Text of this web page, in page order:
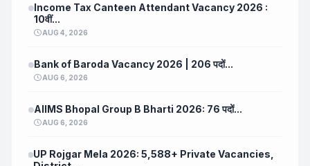
Income Tax Canteen Attendant Vacancy 2026 :
10वीं...
AUG 4, 2026
Bank of Baroda Vacancy 2026 | 206 पदों...
AUG 6, 2026
AIIMS Bhopal Group B Bharti 2026: 76 पदों...
AUG 6, 2026
UP Rojgar Mela 2026: 5,588+ Private Vacancies,